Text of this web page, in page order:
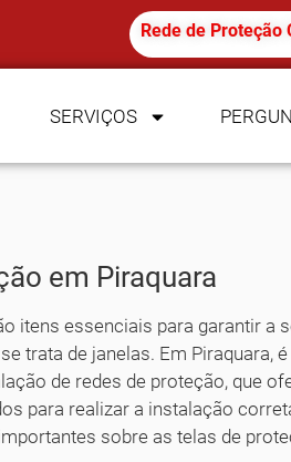
Rede de Proteção
SERVIÇOS
em Piraquara
itens essenciais para garantir a
trata de janelas. Em Piraquara,
de redes de proteção, que
para realizar a instalação
sobre as telas de